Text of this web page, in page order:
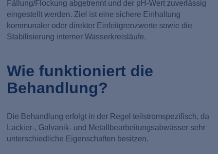
Fällung/Flockung abgetrennt und der pH-Wert zuverlässig
eingestellt werden. Ziel ist eine sichere Einhaltung
kommunaler oder direkter Einleitgrenzwerte sowie die
Stabilisierung interner Wasserkreisläufe.
Wie funktioniert die
Behandlung?
Die Behandlung erfolgt in der Regel teilstromspezifisch, da
Lackier-, Galvanik- und Metallbearbeitungsabwässer sehr
unterschiedliche Eigenschaften besitzen.